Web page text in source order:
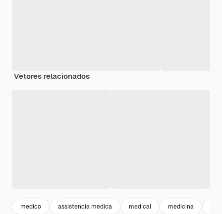
Vetores relacionados
medico assistencia medica medical medicina